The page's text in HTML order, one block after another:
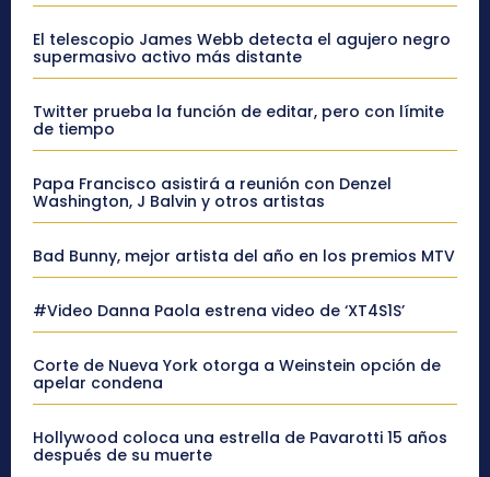
El telescopio James Webb detecta el agujero negro
supermasivo activo más distante
Twitter prueba la función de editar, pero con límite
de tiempo
Papa Francisco asistirá a reunión con Denzel
Washington, J Balvin y otros artistas
Bad Bunny, mejor artista del año en los premios MTV
#Video Danna Paola estrena video de ‘XT4S1S’
Corte de Nueva York otorga a Weinstein opción de
apelar condena
Hollywood coloca una estrella de Pavarotti 15 años
después de su muerte